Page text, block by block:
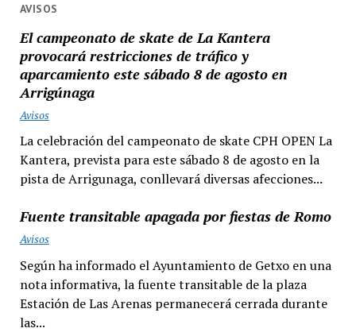
AVISOS
El campeonato de skate de La Kantera
provocará restricciones de tráfico y
aparcamiento este sábado 8 de agosto en
Arrigúnaga
Avisos
La celebración del campeonato de skate CPH OPEN La
Kantera, prevista para este sábado 8 de agosto en la
pista de Arrigunaga, conllevará diversas afecciones...
Fuente transitable apagada por fiestas de Romo
Avisos
Según ha informado el Ayuntamiento de Getxo en una
nota informativa, la fuente transitable de la plaza
Estación de Las Arenas permanecerá cerrada durante
las...